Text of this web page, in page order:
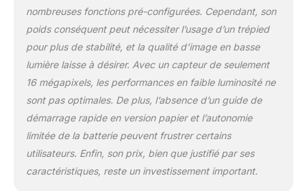
nombreuses fonctions pré-configurées. Cependant, son
poids conséquent peut nécessiter l’usage d’un trépied
pour plus de stabilité, et la qualité d’image en basse
lumière laisse à désirer. Avec un capteur de seulement
16 mégapixels, les performances en faible luminosité ne
sont pas optimales. De plus, l’absence d’un guide de
démarrage rapide en version papier et l’autonomie
limitée de la batterie peuvent frustrer certains
utilisateurs. Enfin, son prix, bien que justifié par ses
caractéristiques, reste un investissement important.